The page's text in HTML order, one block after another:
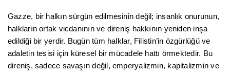
Gazze, bir halkın sürgün edilmesinin değil; insanlık onurunun,
halkların ortak vicdanının ve direniş hakkının yeniden inşa
edildiği bir yerdir. Bugün tüm halklar, Filistin’in özgürlüğü ve
adaletin tesisi için küresel bir mücadele hattı örmektedir. Bu
direniş, sadece savaşın değil, emperyalizmin, kapitalizmin ve